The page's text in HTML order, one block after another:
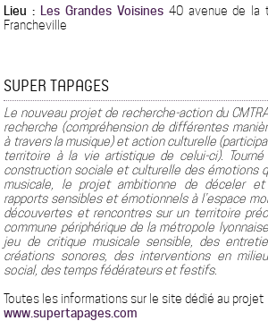
Lieu :
Les Grandes Voisines 40 avenue de la
Francheville
SUPER TAPAGES
Le nouveau projet de recherche-action du
recherche (compréhension de différentes
à travers la musique) et action culturelle
territoire à la vie artistique de celui-ci). Tourné
construction sociale et culturelle des émotions
musicale, le projet ambitionne de déceler
rapports sensibles et émotionnels à l’espace
découvertes et rencontres sur un territoire
commune périphérique de la métropole
jeu de critique musicale sensible, des
créations sonores, des interventions en
social, des temps fédérateurs et festifs.
Toutes les informations sur le site dédié au projet
www.supertapages.com